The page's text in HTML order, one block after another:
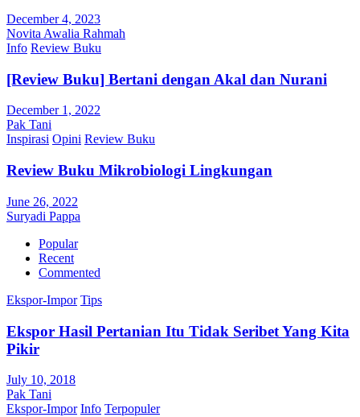
December 4, 2023
Novita Awalia Rahmah
Info Review Buku
[Review Buku] Bertani dengan Akal dan Nurani
December 1, 2022
Pak Tani
Inspirasi Opini Review Buku
Review Buku Mikrobiologi Lingkungan
June 26, 2022
Suryadi Pappa
Popular
Recent
Commented
Ekspor-Impor Tips
Ekspor Hasil Pertanian Itu Tidak Seribet Yang Kita
Pikir
July 10, 2018
Pak Tani
Ekspor-Impor Info Terpopuler